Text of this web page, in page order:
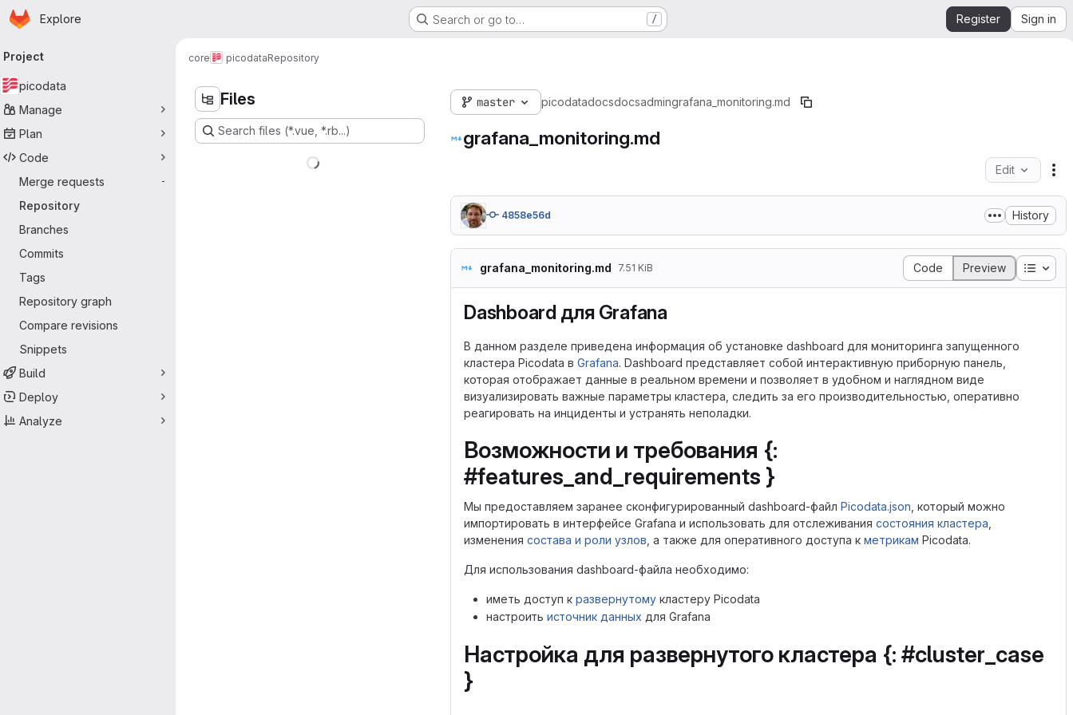
Skip to main content
Homepage
Explore Search or go to… / Register Sign in
navigation
Project
picodata
Manage
Plan
Code
Merge requests
-
Repository
Branches
Commits
Tags
Repository graph
Compare revisions
Snippets
Build
Deploy
Analyze
core picodataRepository
Files
Search files (*.vue, *.rb...)
master picodatadocsdocsadmingrafana_monitoring.md
grafana_monitoring.md
Edit
4858e56d History
grafana_monitoring.md 7.51 KiB Code Preview
Dashboard для Grafana
В данном разделе приведена информация об установке dashboard для мониторинга запущенного
кластера Picodata в Grafana. Dashboard представляет собой интерактивную приборную панель,
которая отображает данные в реальном времени и позволяет в удобном и наглядном виде
визуализировать важные параметры кластера, следить за его производительностью, оперативно
реагировать на инциденты и устранять неполадки.
Возможности и требования {:
#features_and_requirements }
Мы предоставляем заранее сконфигурированный dashboard-файл Picodata.json , который можно
импортировать в интерфейсе Grafana и использовать для отслеживания состояния кластера
изменения состава и роли узлов , а также для оперативного доступа к метрикам Picodata.
Для использования dashboard-файла необходимо:
иметь доступ к развернутому кластеру Picodata
настроить источник данных для Grafana
Настройка для развернутого кластера {: #cluster_case
}